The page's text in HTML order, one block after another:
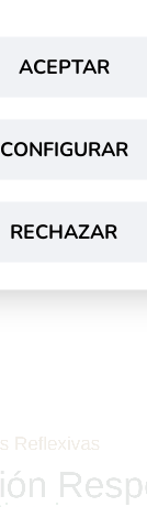
ACEPTAR
CONFIGURAR
RECHAZAR